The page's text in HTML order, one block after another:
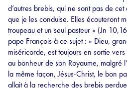
d’autres brebis, qui ne sont pas de
que je les conduise. Elles écouteront
troupeau et un seul pasteur » (Jn
pape François à ce sujet : « Dieu,
miséricorde, est toujours en sortie
au bonheur de son Royaume, malgré
la même façon, Jésus-Christ, le bon
allait à la recherche des brebis